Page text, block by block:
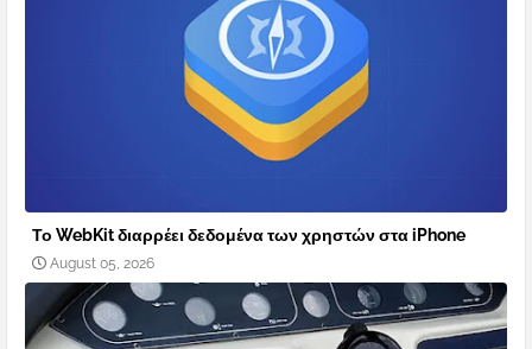
Το WebKit διαρρέει δεδομένα των χρηστών στα iPhone
August 05, 2026